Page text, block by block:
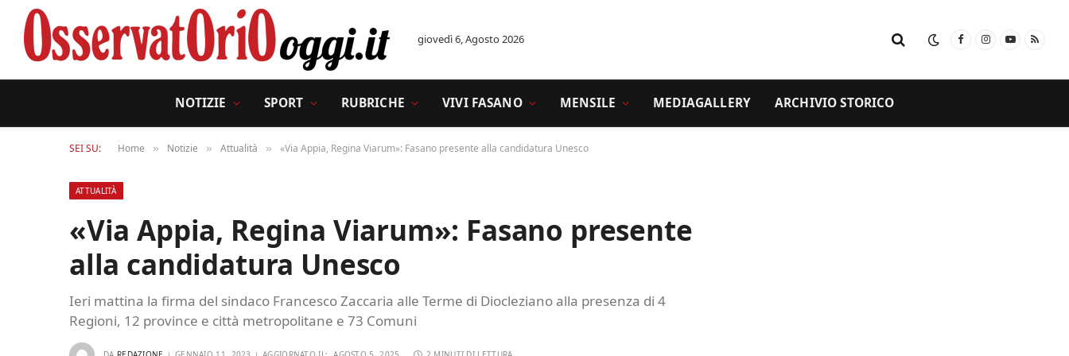
giovedì 6, Agosto 2026 FacebookInstagram
YouTube
RSS
NOTIZIE SPORT RUBRICHE VIVI FASANO MENSILE MEDIAGALLERY ARCHIVIO STORICO
SEI SU: Home » Notizie » Attualità » «Via Appia, Regina Viarum»: Fasano presente alla candidatura Unesco
ATTUALITÀ
«Via Appia, Regina Viarum»: Fasano presente
alla candidatura Unesco
Ieri mattina la firma del sindaco Francesco Zaccaria alle Terme di Diocleziano alla presenza di 4
Regioni, 12 province e città metropolitane e 73 Comuni